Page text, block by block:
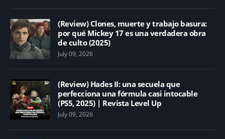
(Review) Clones, muerte y trabajo basura:
por qué Mickey 17 es una verdadera obra
de culto (2025)
July 09, 2026
(Review) Hades II: una secuela que
perfecciona una fórmula casi intocable
(PS5, 2025) | Revista Level Up
July 09, 2026